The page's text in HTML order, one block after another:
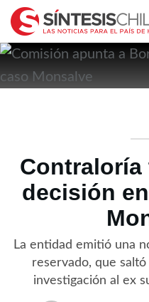
decisión
La entidad emitió una
reservado, que
investigación al ex